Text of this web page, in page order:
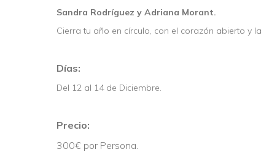
Sandra Rodríguez y Adriana Morant.
Cierra tu año en círculo, con el corazón abierto y
Días:
Del 12 al 14 de Diciembre.
Precio:
300€ por Persona.